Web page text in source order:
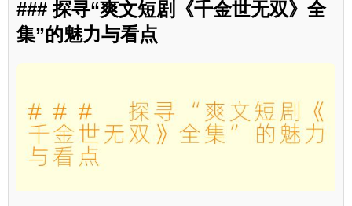
### 探寻“爽文短剧《千金世无双》全
集”的魅力与看点